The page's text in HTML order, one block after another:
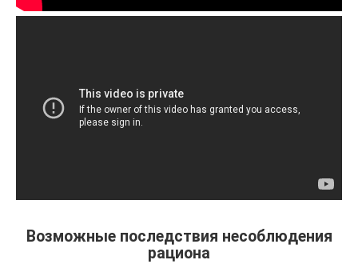
Возможные последствия несоблюдения
рациона